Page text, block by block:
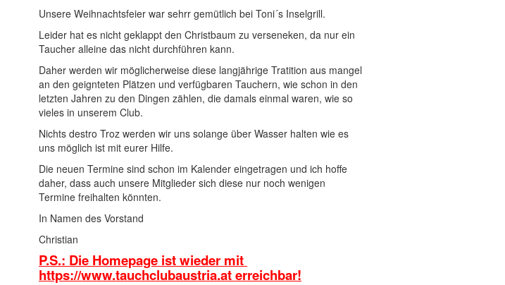
Unsere Weihnachtsfeier war sehrr gemütlich bei Toni´s Inselgrill.
Leider hat es nicht geklappt den Christbaum zu verseneken, da nur ein
Taucher alleine das nicht durchführen kann.
Daher werden wir möglicherweise diese langjährige Tratition aus mangel
an den geignteten Plätzen und verfügbaren Tauchern, wie schon in den
letzten Jahren zu den Dingen zählen, die damals einmal waren, wie so
vieles in unserem Club.
Nichts destro Troz werden wir uns solange über Wasser halten wie es
uns möglich ist mit eurer Hilfe.
Die neuen Termine sind schon im Kalender eingetragen und ich hoffe
daher, dass auch unsere Mitglieder sich diese nur noch wenigen
Termine freihalten könnten.
In Namen des Vorstand
Christian
P.S.: Die Homepage ist wieder mit
https://www.tauchclubaustria.aterreichbar!